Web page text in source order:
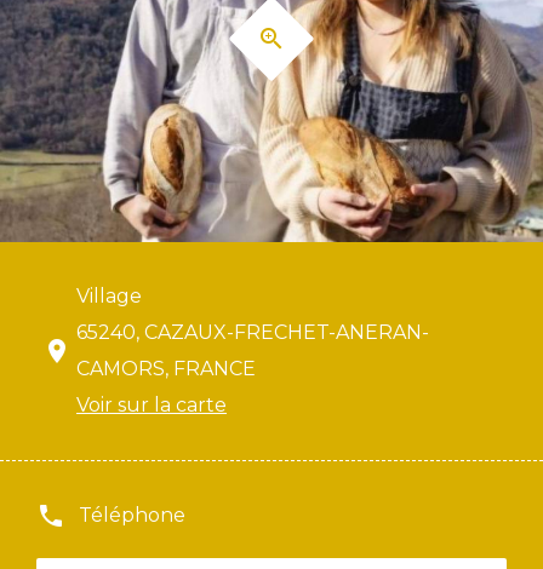
Village
65240, CAZAUX-FRECHET-ANERAN-
CAMORS, FRANCE
Voir sur la carte
Téléphone